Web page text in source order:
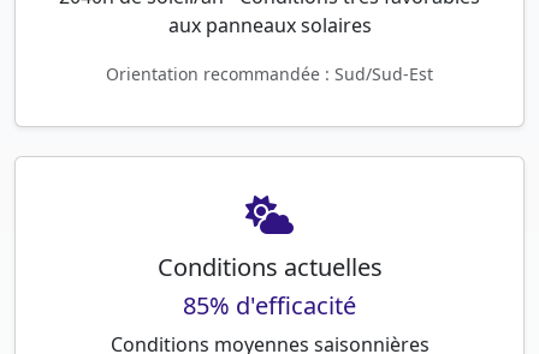
aux panneaux solaires
Orientation recommandée : Sud/Sud-Est
Conditions actuelles
85% d'efficacité
Conditions moyennes saisonnières